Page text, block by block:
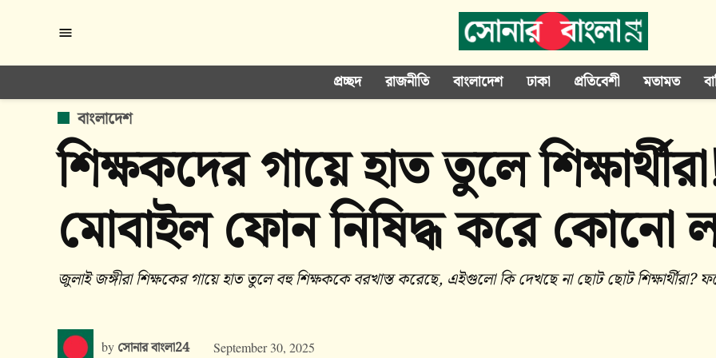
content
প্রচ্ছদ রাজনীতি বাংলাদেশ ঢাকা প্রতিবেশী মতামত
POSTED
IN
বাংলাদেশ
শিক্ষকদের গায়ে হাত তুলে
মোবাইল ফোন নিষিদ্ধ করে কোনো
জুলাই জঙ্গীরা শিক্ষকের গায়ে হাত তুলে বহু শিক্ষককে বরখাস্ত করেছে, এইগুলো কি দেখছে না ছোট ছোট শিক্ষার্থীরা?
by সোনার বাংলা24 September 30, 2025